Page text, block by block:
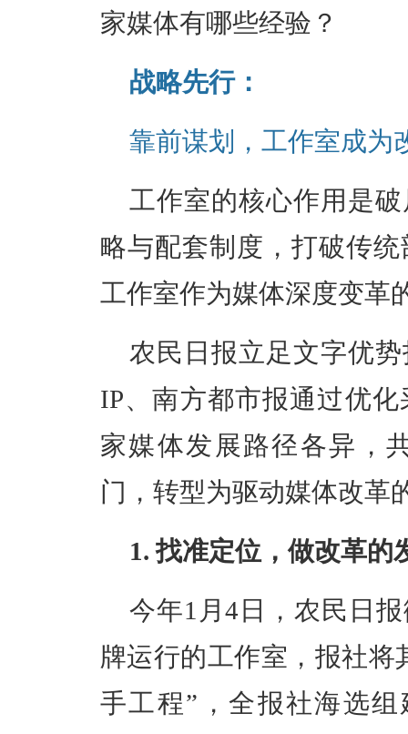
家媒体有哪些经验？
战略先行：
靠前谋划，工作室成为
工作室的核心作用是
略与配套制度，打破传
工作室作为媒体深度变革
农民日报立足文字优
IP、南方都市报通过优
家媒体发展路径各异，
门，转型为驱动媒体改革
1. 找准定位，做改革的
今年1月4日，农民日
牌运行的工作室，报社将
手工程”，全报社海选